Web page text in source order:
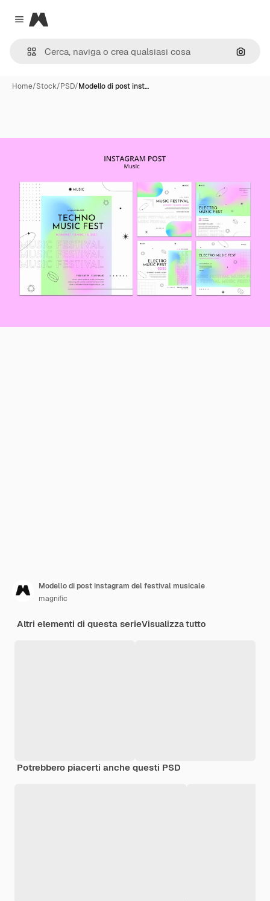
Close menu
Magnific
Cerca
Home/Stock/PSD/Modello di post inst…
Modello di post instagram del festival musicale
magnific
Altri elementi di questa serieVisualizza tutto
Potrebbero piacerti anche questi PSD